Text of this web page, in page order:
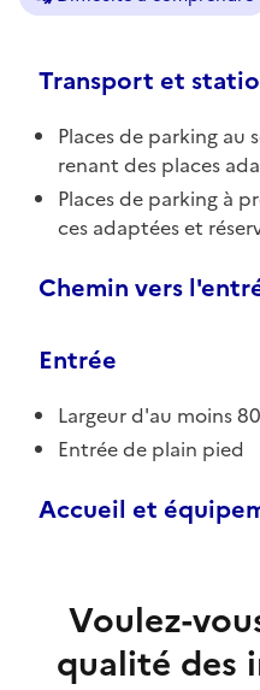
Transport et
Places de parking au
renant des places
Places de parking à
ces adaptées et
Chemin vers
Entrée
Largeur d'au moins
Entrée de plain pied
Accueil et
Voulez-
qualité des